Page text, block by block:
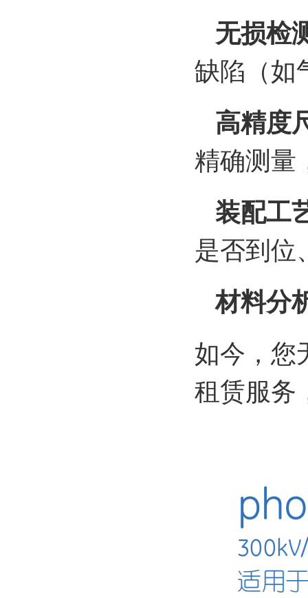
无损检
缺陷（如
高精度
精确测量
装配工
是否到位
材料分
如今，您
租赁服务